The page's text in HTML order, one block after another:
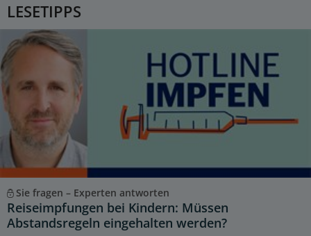
LESETIPPS
Sie fragen – Experten antworten
Reiseimpfungen bei Kindern: Müssen
Abstandsregeln eingehalten werden?